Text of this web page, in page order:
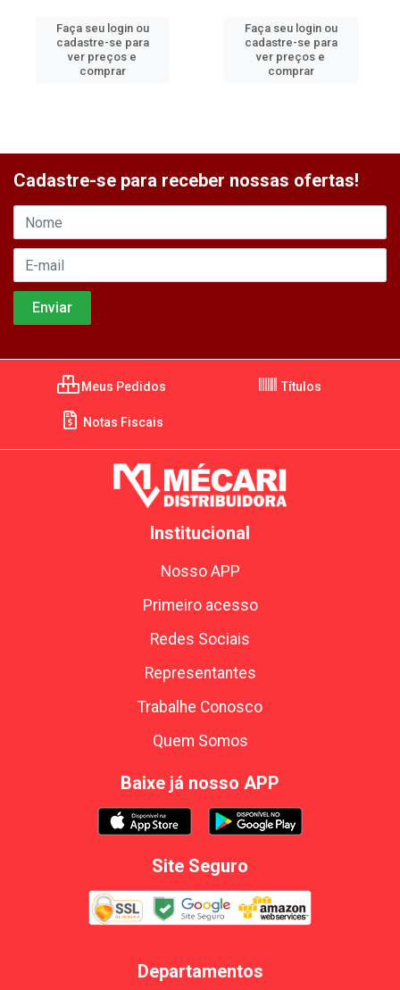
Faça seu login ou
cadastre-se para
ver preços e
comprar
Faça seu login ou
cadastre-se para
ver preços e
comprar
Cadastre-se para receber nossas ofertas!
Meus Pedidos Títulos
Notas Fiscais
Institucional
Nosso APP
Primeiro acesso
Redes Sociais
Representantes
Trabalhe Conosco
Quem Somos
Baixe já nosso APP
Site Seguro
Departamentos